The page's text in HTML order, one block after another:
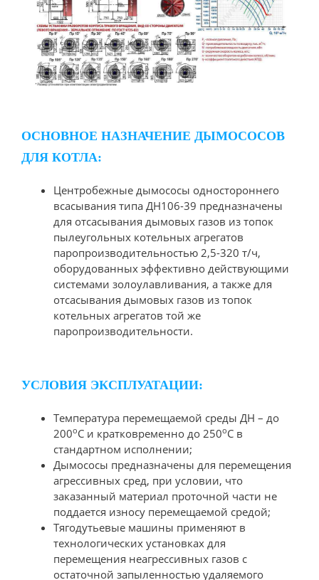
ОСНОВНОЕ НАЗНАЧЕНИЕ ДЫМОСОСОВ
ДЛЯ КОТЛА:
Центробежные дымососы одностороннего
всасывания типа ДН106-39 предназначены
для отсасывания дымовых газов из топок
пылеугольных котельных агрегатов
паропроизводительностью 2,5-320 т/ч,
оборудованных эффективно действующими
системами золоулавливания, а также для
отсасывания дымовых газов из топок
котельных агрегатов той же
паропроизводительности.
УСЛОВИЯ ЭКСПЛУАТАЦИИ:
Температура перемещаемой среды ДН – до
200оС и кратковременно до 250оС в
стандартном исполнении;
Дымососы предназначены для перемещения
агрессивных сред, при условии, что
заказанный материал проточной части не
поддается износу перемещаемой средой;
Тягодутьевые машины применяют в
технологических установках для
перемещения неагрессивных газов с
остаточной запыленностью удаляемого